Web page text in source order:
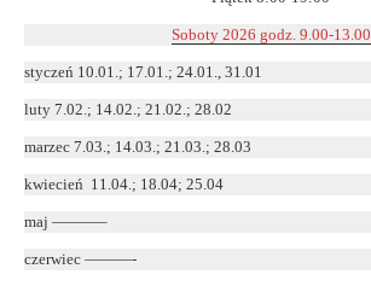
Soboty 2026 godz. 9.00-13.00
styczeń 10.01.; 17.01.; 24.01., 31.01
luty 7.02.; 14.02.; 21.02.; 28.02
marzec 7.03.; 14.03.; 21.03.; 28.03
kwiecień 11.04.; 18.04; 25.04
maj ———–
czerwiec ———-